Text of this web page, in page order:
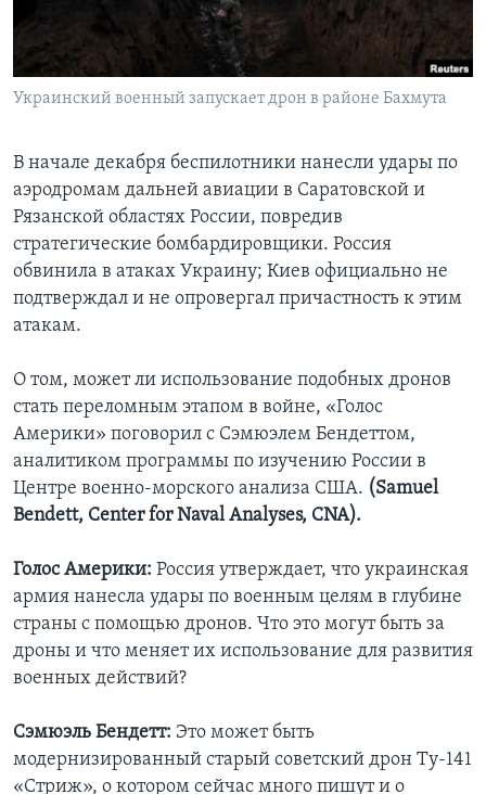
Learning English
СОЦИАЛЬНЫЕ СЕТИ
Языки
Украинский военный запускает дрон в районе Бахмута
В начале декабря беспилотники нанесли удары по
аэродромам дальней авиации в Саратовской и
Рязанской областях России, повредив
стратегические бомбардировщики. Россия
обвинила в атаках Украину; Киев официально не
подтверждал и не опровергал причастность к этим
атакам.
О том, может ли использование подобных дронов
стать переломным этапом в войне, «Голос
Америки» поговорил с Сэмюэлем Бендеттом,
аналитиком программы по изучению России в
Центре военно-морского анализа США. (Samuel
Bendett, Center for Naval Analyses, CNA).
Голос Америки: Россия утверждает, что украинская
армия нанесла удары по военным целям в глубине
страны с помощью дронов. Что это могут быть за
дроны и что меняет их использование для развития
военных действий?
Сэмюэль Бендетт: Это может быть
модернизированный старый советский дрон Ту-141
«Стриж», о котором сейчас много пишут и о